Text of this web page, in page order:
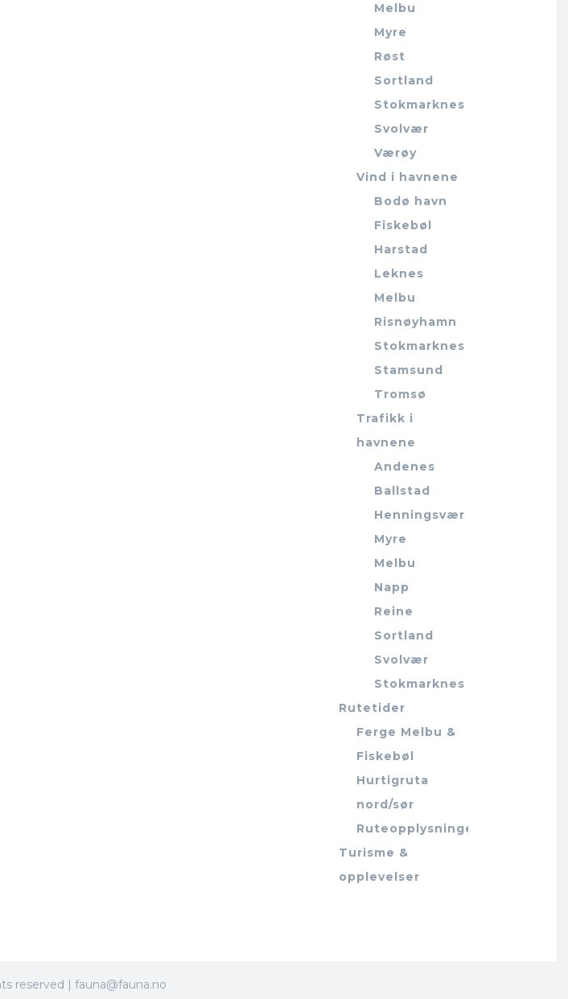
Melbu
Myre
Røst
Sortland
Stokmarknes
Svolvær
Værøy
Vind i havnene
Bodø havn
Fiskebøl
Harstad
Leknes
Melbu
Risnøyhamn
Stokmarknes
Stamsund
Tromsø
Trafikk i
havnene
Andenes
Ballstad
Henningsvær
Myre
Melbu
Napp
Reine
Sortland
Svolvær
Stokmarknes
Rutetider
Ferge Melbu &
Fiskebøl
Hurtigruta
nord/sør
Ruteopplysningen
Turisme &
opplevelser
reserved | fauna@fauna.no